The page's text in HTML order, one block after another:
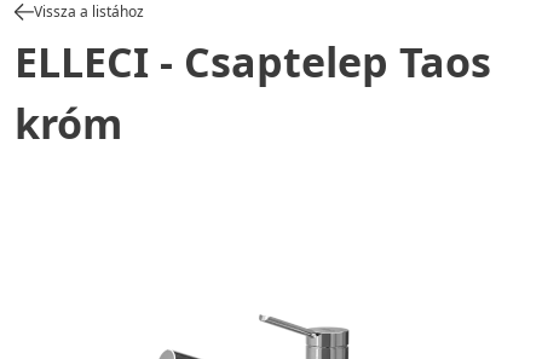
Vissza a listához
ELLECI - Csaptelep Taos
króm